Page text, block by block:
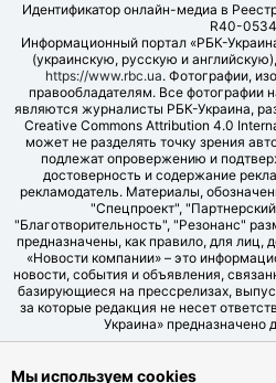
Идентификатор онлайн-медиа в
R40-
Информационный портал «РБК-
(украинскую, русскую и
https://www.rbc.ua. Фотографии,
правообладателям. Все фотографии
являются журналисты РБК-Украина,
Creative Commons Attribution 4.0
может не разделять точку зрения
подлежат опровержению и
достоверность и содержание
рекламодатель. Материалы,
"Спецпроект",
"Благотворительность", "Резонанс"
предназначены, как правило, для лиц,
«Новости компании» – это
новости, события и объявления,
базирующиеся на прессрелизах,
за которые редакция не несет
Украина» предназначено
© LLC "UBT
Мы используем cookies